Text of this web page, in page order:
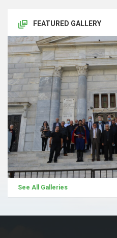
FEATURED GALLERY
See All Galleries